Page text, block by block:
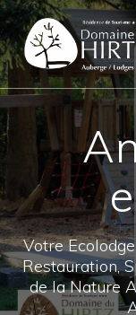
Votre
Restauration,
de la Nature